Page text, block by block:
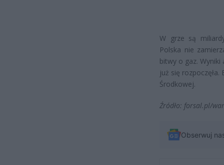
W grze są
Polska nie
bitwy o gaz.
już się
Środkowej.
Źródło: forsal.pl/
Obserwuj